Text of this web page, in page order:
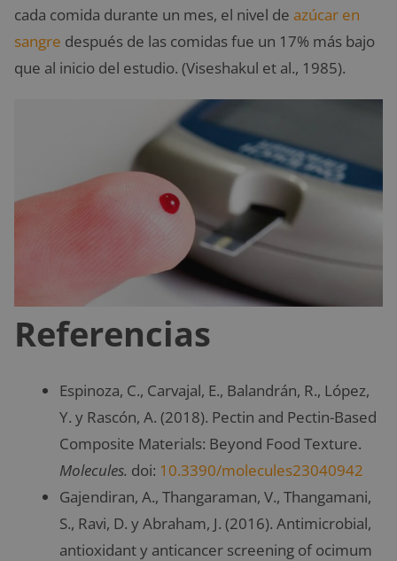
cada comida durante un mes, el nivel de azúcar en
sangre después de las comidas fue un 17% más bajo
que al inicio del estudio. (Viseshakul et al., 1985).
Referencias
Espinoza, C., Carvajal, E., Balandrán, R., López,
Y. y Rascón, A. (2018). Pectin and Pectin-Based
Composite Materials: Beyond Food Texture.
Molecules. doi: 10.3390/molecules23040942
Gajendiran, A., Thangaraman, V., Thangamani,
S., Ravi, D. y Abraham, J. (2016). Antimicrobial,
antioxidant y anticancer screening of ocimum